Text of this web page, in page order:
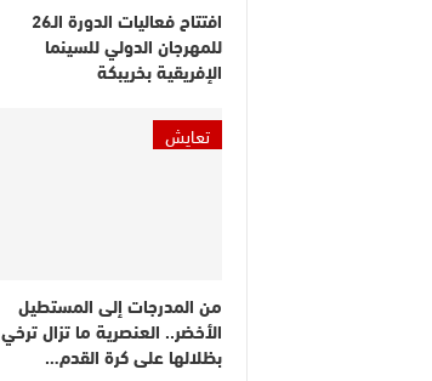
افتتاح فعاليات الدورة الـ26
للمهرجان الدولي للسينما
الإفريقية بخريبكة
تعايش
من المدرجات إلى المستطيل
الأخضر.. العنصرية ما تزال ترخي
بظلالها على كرة القدم…